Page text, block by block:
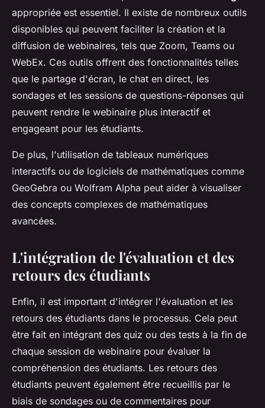
appropriée est essentiel. Il existe de nombreux outils
disponibles qui peuvent faciliter la création et la
diffusion de webinaires, tels que Zoom, Teams ou
WebEx. Ces outils offrent des fonctionnalités telles
que le partage d'écran, le chat en direct, les
sondages et les sessions de questions-réponses qui
peuvent rendre le webinaire plus interactif et
engageant pour les étudiants.
De plus, l'utilisation de tableaux numériques
interactifs ou de logiciels de mathématiques comme
GeoGebra ou Wolfram Alpha peut aider à visualiser
des concepts complexes de mathématiques
avancées.
L'intégration de l'évaluation et des
retours des étudiants
Enfin, il est important d'intégrer l'évaluation et les
retours des étudiants dans le processus. Cela peut
être fait en intégrant des quiz ou des tests à la fin de
chaque session de webinaire pour évaluer la
compréhension des étudiants. Les retours des
étudiants peuvent également être recueillis par le
biais de sondages ou de commentaires pour